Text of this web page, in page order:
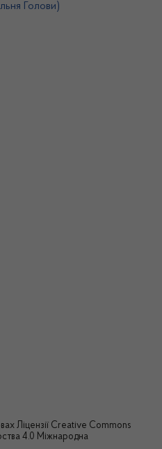
Голови)
Ліцензії Creative Commons
4.0 Міжнародна